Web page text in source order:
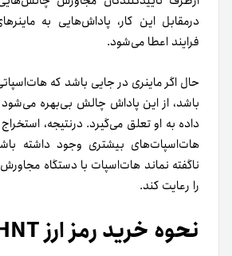
در‌مقابل این کار، پاداش‌هایی به
فرایند اعطا می‌شود.
حال اگر ماینری در جایی باشد که
باشد، از این پاداش چالش بی‌بهره می‌شود
هات‌اسپات‌های بیشتری وجود داشته
ناگفته نماند هات‌اسپات با دستگاه
را رعایت کند.
نحوه خرید رمز ارز HNT